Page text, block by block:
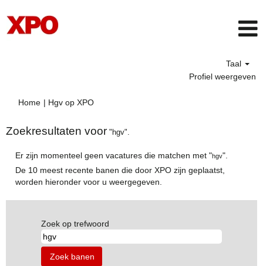
Taal
Profiel weergeven
Home | Hgv op XPO(huidige
Zoekresultaten voor "hgv".
Er zijn momenteel geen vacatures die matchen met "hgv".
De 10 meest recente banen die door XPO zijn geplaatst,
worden hieronder voor u weergegeven.
Zoek op trefwoord